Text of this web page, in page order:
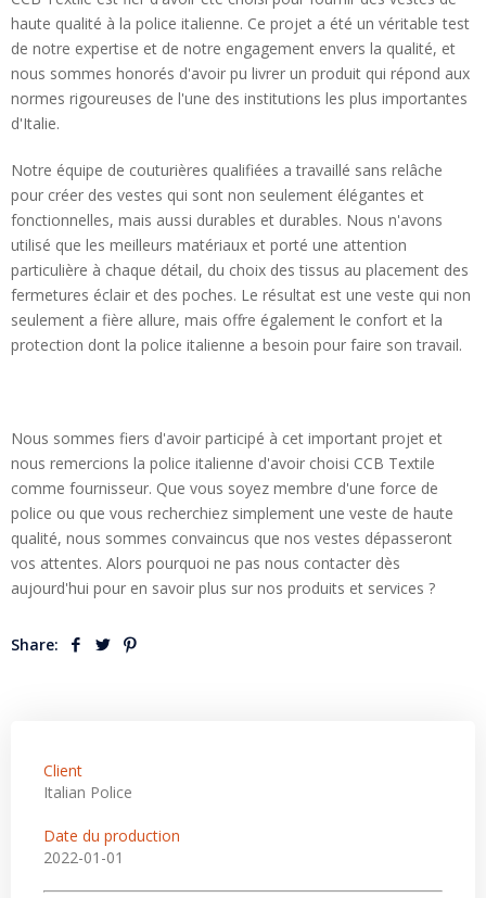
haute qualité à la police italienne. Ce projet a été un véritable test
de notre expertise et de notre engagement envers la qualité, et
nous sommes honorés d'avoir pu livrer un produit qui répond aux
normes rigoureuses de l'une des institutions les plus importantes
d'Italie.
Notre équipe de couturières qualifiées a travaillé sans relâche
pour créer des vestes qui sont non seulement élégantes et
fonctionnelles, mais aussi durables et durables. Nous n'avons
utilisé que les meilleurs matériaux et porté une attention
particulière à chaque détail, du choix des tissus au placement des
fermetures éclair et des poches. Le résultat est une veste qui non
seulement a fière allure, mais offre également le confort et la
protection dont la police italienne a besoin pour faire son travail.
Nous sommes fiers d'avoir participé à cet important projet et
nous remercions la police italienne d'avoir choisi CCB Textile
comme fournisseur. Que vous soyez membre d'une force de
police ou que vous recherchiez simplement une veste de haute
qualité, nous sommes convaincus que nos vestes dépasseront
vos attentes. Alors pourquoi ne pas nous contacter dès
aujourd'hui pour en savoir plus sur nos produits et services ?
Share:
Client
Italian Police
Date du production
2022-01-01